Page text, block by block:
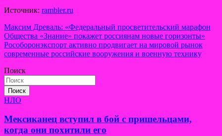
Источник: rambler.ru
Навигация
по
записям
Максим Древаль: «Федеральный просветительский марафон
Общества «Знание» покажет россиянам новые горизонты»
Рособоронэкспорт активно продвигает на мировой рынок
современные российские вооружения и военную технику
Поиск
Поиск
НЛО
Мексиканец вступил в бой с пришельцами,
когда они похитили его